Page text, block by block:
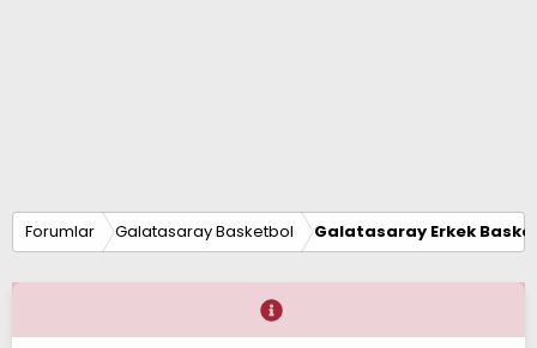
Forumlar Galatasaray Basketbol Galatasaray Erkek